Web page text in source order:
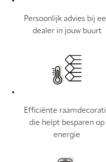
Persoonlijk advies bij
dealer in jouw buurt
Efficiënte
die helpt besparen op
energie